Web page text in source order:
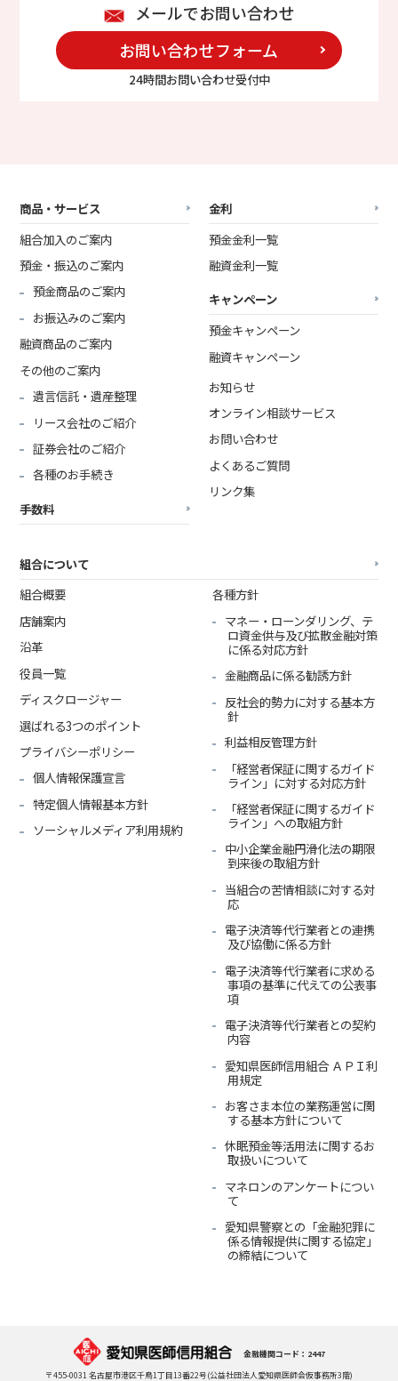
メールでお問い合わせ
お問い合わせフォーム
24時間お問い合わせ受付中
商品・サービス
組合加入のご案内
預金・振込のご案内
預金商品のご案内
お振込みのご案内
融資商品のご案内
その他のご案内
遺言信託・遺産整理
リース会社のご紹介
証券会社のご紹介
各種のお手続き
手数料
金利
預金金利一覧
融資金利一覧
キャンペーン
預金キャンペーン
融資キャンペーン
お知らせ
オンライン相談サービス
お問い合わせ
よくあるご質問
リンク集
組合について
組合概要
店舗案内
沿革
役員一覧
ディスクロージャー
選ばれる3つのポイント
プライバシーポリシー
個人情報保護宣言
特定個人情報基本方針
ソーシャルメディア利用規約
各種方針
マネー・ローンダリング、テ
ロ資金供与及び拡散金融対策
に係る対応方針
金融商品に係る勧誘方針
反社会的勢力に対する基本方
針
利益相反管理方針
「経営者保証に関するガイド
ライン」に対する対応方針
「経営者保証に関するガイド
ライン」への取組方針
中小企業金融円滑化法の期限
到来後の取組方針
当組合の苦情相談に対する対
応
電子決済等代行業者との連携
及び協働に係る方針
電子決済等代行業者に求める
事項の基準に代えての公表事
項
電子決済等代行業者との契約
内容
愛知県医師信用組合 ＡＰＩ利
用規定
お客さま本位の業務運営に関
する基本方針について
休眠預金等活用法に関するお
取扱いについて
マネロンのアンケートについ
て
愛知県警察との「金融犯罪に
係る情報提供に関する協定」
の締結について
金融機関コード：2447
〒455-0031 名古屋市港区千鳥1丁目13番22号(公益社団法人愛知県医師会仮事務所3階)